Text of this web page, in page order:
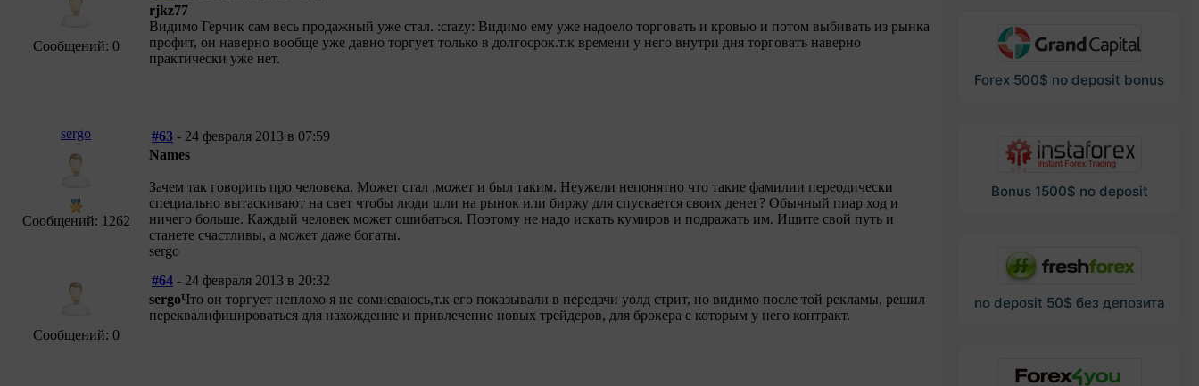
Сообщений: 0
rjkz77
Видимо Герчик сам весь продажный уже стал. :crazy: Видимо ему уже надоело торговать и кровью и потом выбивать из рынка
профит, он наверно вообще уже давно торгует только в долгосрок.т.к времени у него внутри дня торговать наверно
практически уже нет.
sergo
Сообщений: 1262
#63 - 24 февраля 2013 в 07:59
Names
Зачем так говорить про человека. Может стал ,может и был таким. Неужели непонятно что такие фамилии переодически
специально вытаскивают на свет чтобы люди шли на рынок или биржу для спускается своих денег? Обычный пиар ход и
ничего больше. Каждый человек может ошибаться. Поэтому не надо искать кумиров и подражать им. Ищите свой путь и
станете счастливы, а может даже богаты.
sergo
Сообщений: 0
#64 - 24 февраля 2013 в 20:32
sergoЧто он торгует неплохо я не сомневаюсь,т.к его показывали в передачи уолд стрит, но видимо после той рекламы, решил
переквалифицироваться для нахождение и привлечение новых трейдеров, для брокера с которым у него контракт.
Forex 500$ no deposit bonus
Bonus 1500$ no deposit
no deposit 50$ без депозита